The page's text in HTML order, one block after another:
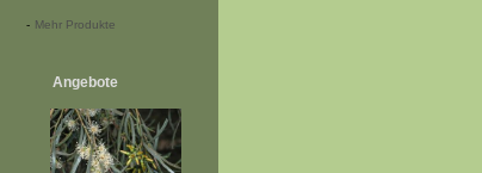
- Mehr Produkte
Angebote